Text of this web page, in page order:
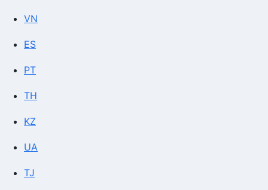
VN
ES
PT
TH
KZ
UA
TJ